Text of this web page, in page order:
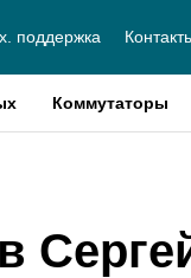
поддержка
Коммутаторы